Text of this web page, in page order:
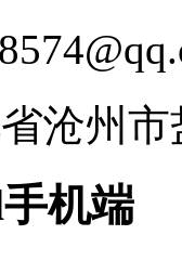
沧州
手机端